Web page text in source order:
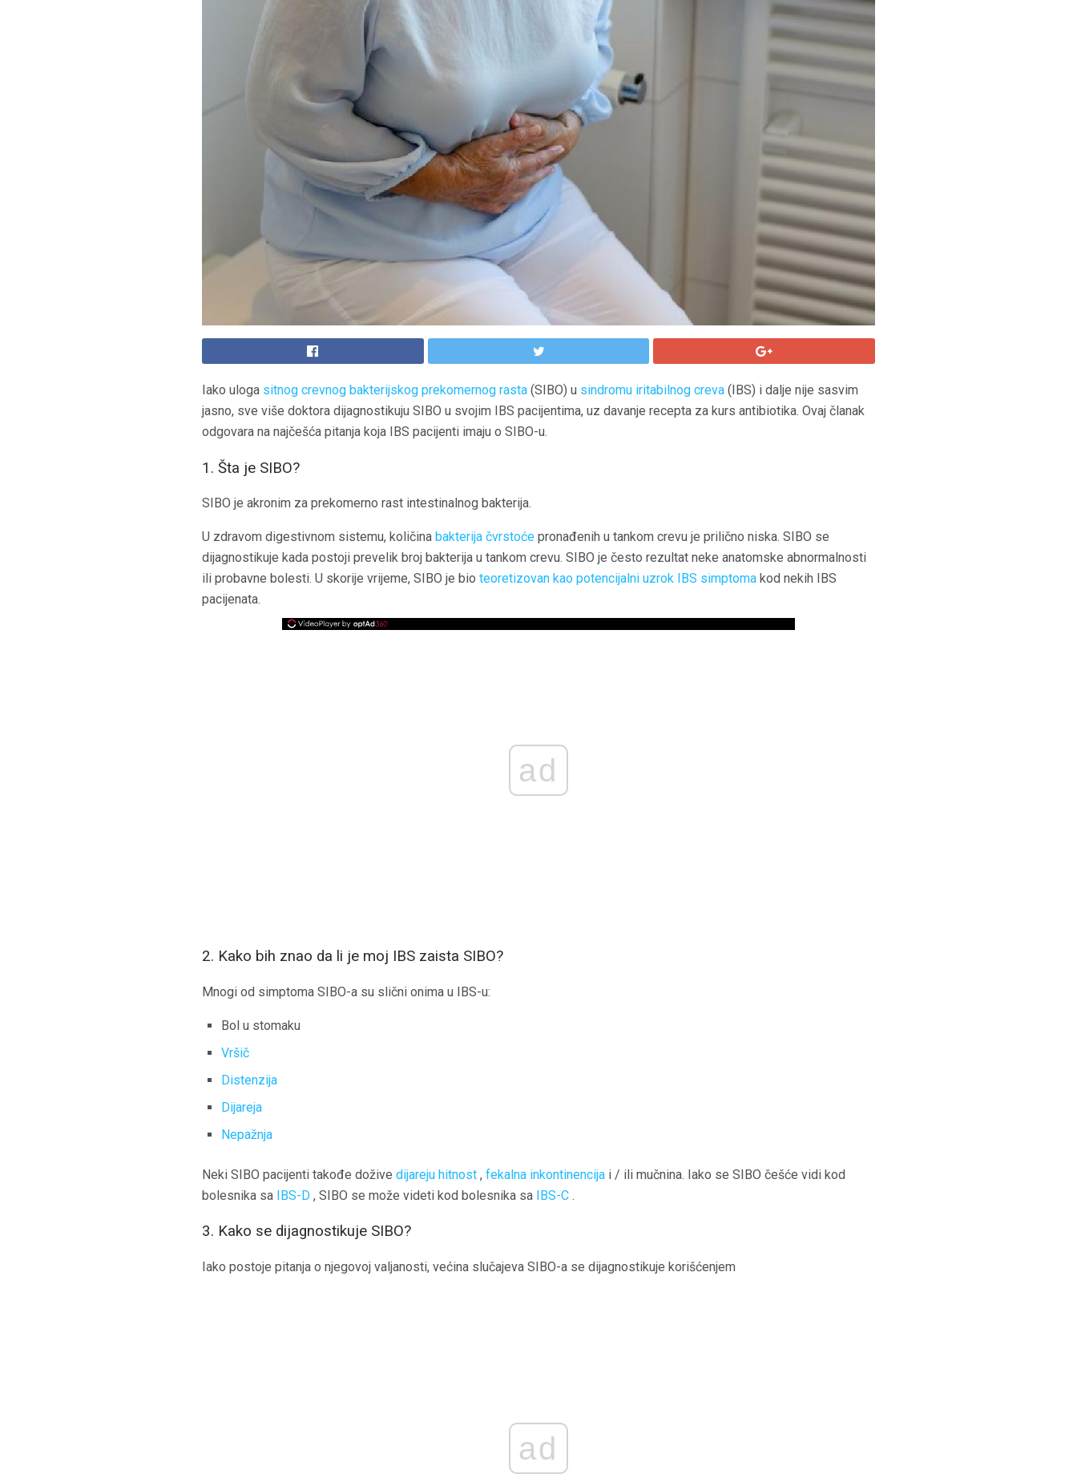
Iako uloga sitnog crevnog bakterijskog prekomernog rasta (SIBO) u sindromu iritabilnog creva (IBS) i dalje nije sasvim
jasno, sve više doktora dijagnostikuju SIBO u svojim IBS pacijentima, uz davanje recepta za kurs antibiotika. Ovaj članak
odgovara na najčešća pitanja koja IBS pacijenti imaju o SIBO-u.
1. Šta je SIBO?
SIBO je akronim za prekomerno rast intestinalnog bakterija.
U zdravom digestivnom sistemu, količina bakterija čvrstoće pronađenih u tankom crevu je prilično niska. SIBO se
dijagnostikuje kada postoji prevelik broj bakterija u tankom crevu. SIBO je često rezultat neke anatomske abnormalnosti
ili probavne bolesti. U skorije vrijeme, SIBO je bio teoretizovan kao potencijalni uzrok IBS simptoma kod nekih IBS
pacijenata.
ad
2. Kako bih znao da li je moj IBS zaista SIBO?
Mnogi od simptoma SIBO-a su slični onima u IBS-u:
Bol u stomaku
Vršič
Distenzija
Dijareja
Nepažnja
Neki SIBO pacijenti takođe dožive dijareju hitnost , fekalna inkontinencija i / ili mučnina. Iako se SIBO češće vidi kod
bolesnika sa IBS-D , SIBO se može videti kod bolesnika sa IBS-C .
3. Kako se dijagnostikuje SIBO?
Iako postoje pitanja o njegovoj valjanosti, većina slučajeva SIBO-a se dijagnostikuje korišćenjem
ad